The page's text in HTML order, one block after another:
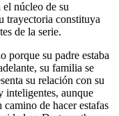
núcleo de su
trayectoria constituya
de la serie.
porque su padre estaba
su familia se
su relación con su
inteligentes, aunque
de hacer estafas